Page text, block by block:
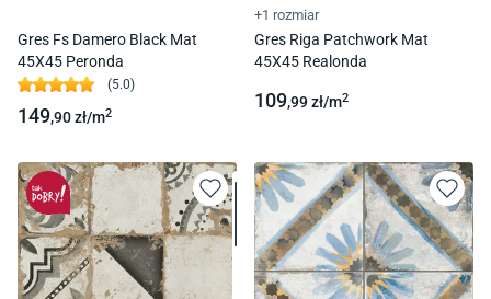
Gres Fs Damero Black Mat
45X45 Peronda
(5.0)
149,90zł/m2
+1 rozmiar
Gres Riga Patchwork Mat
45X45 Realonda
109,99zł/m2